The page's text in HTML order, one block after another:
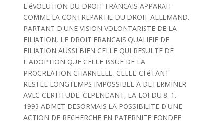
L'éVOLUTION DU DROIT FRANCAIS APPARAIT
COMME LA CONTREPARTIE DU DROIT ALLEMAND.
PARTANT D'UNE VISION VOLONTARISTE DE LA
FILIATION, LE DROIT FRANCAIS QUALIFIE DE
FILIATION AUSSI BIEN CELLE QUI RESULTE DE
L'ADOPTION QUE CELLE ISSUE DE LA
PROCREATION CHARNELLE, CELLE-CI éTANT
RESTEE LONGTEMPS IMPOSSIBLE A DETERMINER
AVEC CERTITUDE. CEPENDANT, LA LOI DU 8. 1.
1993 ADMET DESORMAIS LA POSSIBILITE D'UNE
ACTION DE RECHERCHE EN PATERNITE FONDEE